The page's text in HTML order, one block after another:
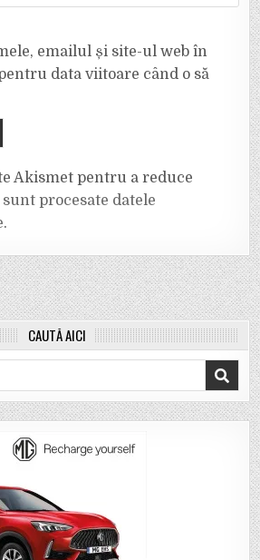
emailul și site-ul web în
data viitoare când o să
Akismet pentru a reduce
procesate datele
.
CAUTĂ AICI